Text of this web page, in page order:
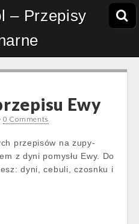
– Przepisy
Ewy
0 Comments
przepisów na zupy-
z dyni pomysłu Ewy. Do
dyni, cebuli, czosnku i